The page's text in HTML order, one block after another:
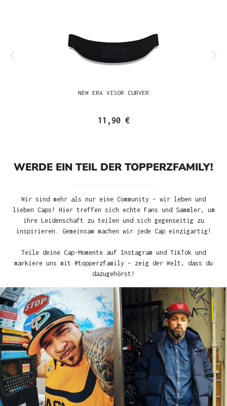
NEW ERA VISOR CURVER
11,90 €
WERDE EIN TEIL DER TOPPERZFAMILY!
Wir sind mehr als nur eine Community – wir leben und
lieben Caps! Hier treffen sich echte Fans und Sammler, um
ihre Leidenschaft zu teilen und sich gegenseitig zu
inspirieren. Gemeinsam machen wir jede Cap einzigartig!
Teile deine Cap-Momente auf Instagram und TikTok und
markiere uns mit #topperzfamily – zeig der Welt, dass du
dazugehörst!